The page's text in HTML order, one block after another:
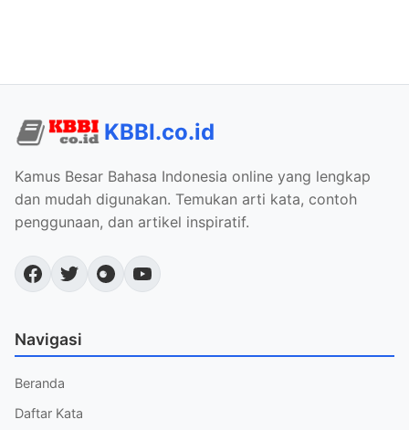
KBBI.co.id
Kamus Besar Bahasa Indonesia online yang lengkap
dan mudah digunakan. Temukan arti kata, contoh
penggunaan, dan artikel inspiratif.
Navigasi
Beranda
Daftar Kata